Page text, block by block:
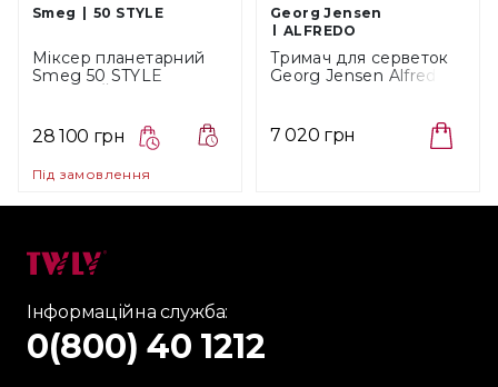
Smeg 50 STYLE
Міксер планетарний
Smeg 50 STYLE
28 100 грн
Під замовлення
Georg Jensen
ALFREDO
Тримач для серветок
Georg Jensen Alfredo,
7 020 грн
Інформаційна служба:
0(800) 40 1212